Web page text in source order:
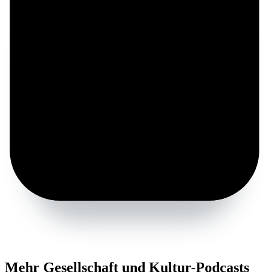
Mehr Gesellschaft und Kultur-Podcasts